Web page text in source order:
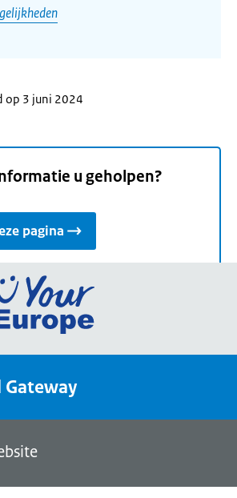
op 3 juni 2024
u geholpen?
pagina
Ga
de
een
de